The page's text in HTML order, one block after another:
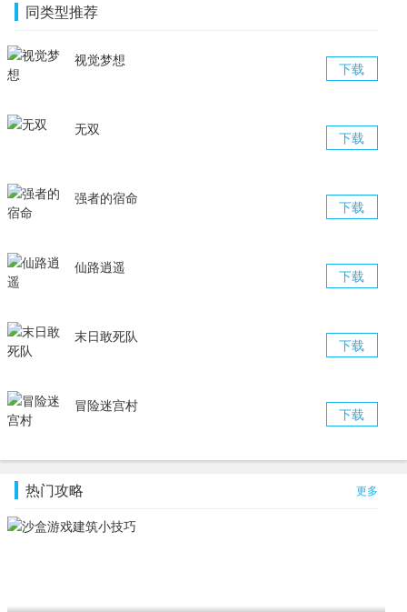
同类型推荐
下载
视觉梦想
下载
无双
下载
强者的宿命
下载
仙路逍遥
下载
末日敢死队
下载
冒险迷宫村
热门攻略 更多